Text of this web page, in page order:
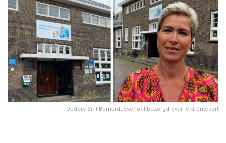
Ouders Sint Bernardusschool bezorgd over lerarentekort